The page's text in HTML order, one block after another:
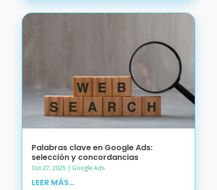
Palabras clave en Google Ads:
selección y concordancias
Oct 27, 2025 | Google Ads
LEER MÁS...